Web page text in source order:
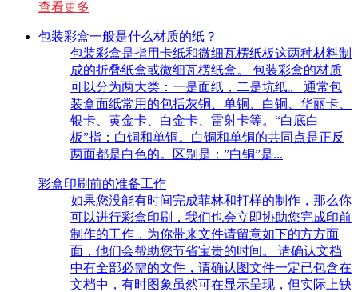
查看更多
包装彩盒一般是什么材质的纸？
包装彩盒是指用卡纸和微细瓦楞纸板这两种材料制
成的折叠纸盒或微细瓦楞纸盒。 包装彩盒的材质
可以分为两大类：一是面纸，二是坑纸。 通常包
装盒面纸常用的包括灰铜、单铜、白铜、华丽卡、
银卡、黄金卡、白金卡、雷射卡等。“白底白
板”指：白铜和单铜。白铜和单铜的共同点是正反
两面都是白色的。区别是：”白铜”是...
彩盒印刷前的准备工作
如果您没能有时间完成菲林和打样的制作，那么你
可以进行彩盒印刷，我们也会立即协助您完成印前
制作的工作，为你带来文件请留意如下的方方面
面，他们会帮助您节省宝贵的时间。 请确认文档
中有全部必需的文件，请确认图文件一定已包含在
文档中，有时图象虽然可在显示呈现，但实际上缺